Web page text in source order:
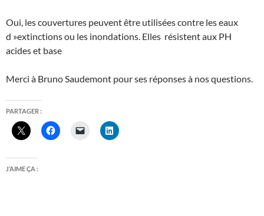
Oui, les couvertures peuvent être utilisées contre les eaux
d »extinctions ou les inondations. Elles résistent aux PH
acides et base
Merci à Bruno Saudemont pour ses réponses à nos questions.
PARTAGER :
J’AIME ÇA :